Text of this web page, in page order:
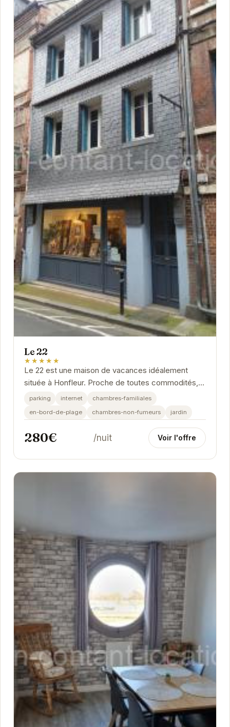
Le 22
★★★★★
Le 22 est une maison de vacances idéalement
située à Honfleur. Proche de toutes commodités,
elle offre un cadre confortable et chaleureux pour...
parking internet
chambres-familiales
en-bord-de-plage
chambres-non-fumeurs jardin
280€ /nuit Voir l'offre